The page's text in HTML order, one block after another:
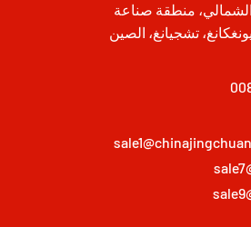
الشمالي، منطقة صناعة
تشجيانغ، الصين